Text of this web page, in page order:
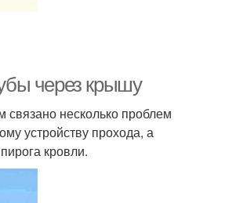
через крышу
несколько проблем
устройству прохода, а
кровли.